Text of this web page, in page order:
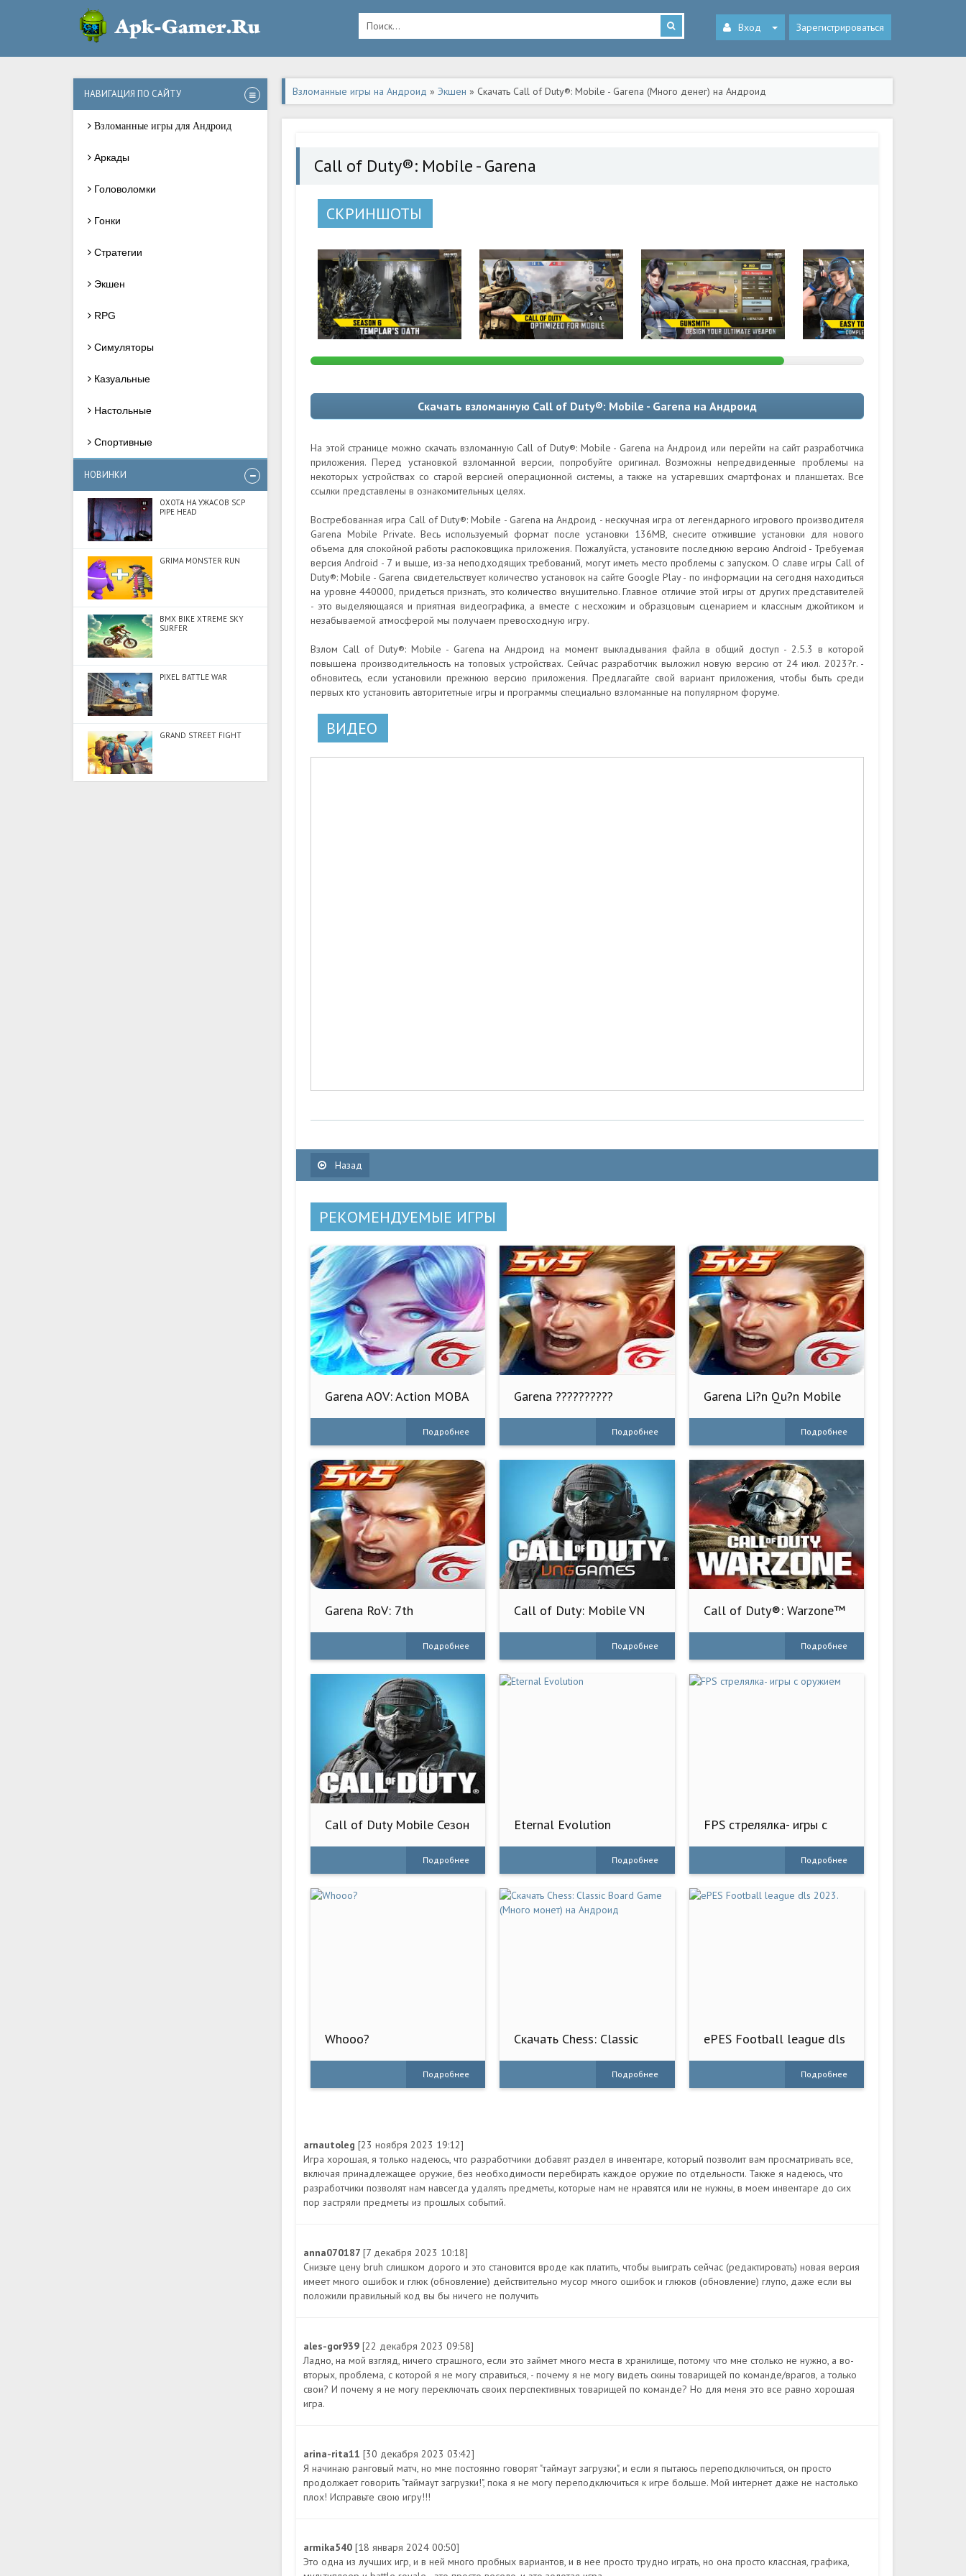
Вход Зарегистрироваться
НАВИГАЦИЯ ПО САЙТУ
Взломанные игры для Андроид
Аркады
Головоломки
Гонки
Стратегии
Экшен
RPG
Симуляторы
Казуальные
Настольные
Спортивные
НОВИНКИ
ОХОТА НА УЖАСОВ SCP
PIPE HEAD
GRIMA MONSTER RUN
BMX BIKE XTREME SKY
SURFER
PIXEL BATTLE WAR
GRAND STREET FIGHT
Взломанные игры на Андроид » Экшен » Скачать Call of Duty®: Mobile - Garena (Много денег) на Андроид
Call of Duty®: Mobile - Garena
СКРИНШОТЫ
Скачать взломанную Call of Duty®: Mobile - Garena на Андроид
На этой странице можно скачать взломанную Call of Duty®: Mobile - Garena на Андроид или перейти на сайт разработчика
приложения. Перед установкой взломанной версии, попробуйте оригинал. Возможны непредвиденные проблемы на
некоторых устройствах со старой версией операционной системы, а также на устаревших смартфонах и планшетах. Все
ссылки представлены в ознакомительных целях.
Востребованная игра Call of Duty®: Mobile - Garena на Андроид - нескучная игра от легендарного игрового производителя
Garena Mobile Private. Весь используемый формат после установки 136MB, снесите отжившие установки для нового
объема для спокойной работы распоковщика приложения. Пожалуйста, установите последнюю версию Android - Требуемая
версия Android - 7 и выше, из-за неподходящих требований, могут иметь место проблемы с запуском. О славе игры Call of
Duty®: Mobile - Garena свидетельствует количество установок на сайте Google Play - по информации на сегодня находиться
на уровне 440000, придеться признать, это количество внушительно. Главное отличие этой игры от других представителей
- это выделяющаяся и приятная видеографика, а вместе с несхожим и образцовым сценарием и классным джойтиком и
незабываемой атмосферой мы получаем превосходную игру.
Взлом Call of Duty®: Mobile - Garena на Андроид на момент выкладывания файла в общий доступ - 2.5.3 в которой
повышена производительность на топовых устройствах. Сейчас разработчик выложил новую версию от 24 июл. 2023?г. -
обновитесь, если установили прежнюю версию приложения. Предлагайте свой вариант приложения, чтобы быть среди
первых кто установить авторитетные игры и программы специально взломанные на популярном форуме.
ВИДЕО
Назад
РЕКОМЕНДУЕМЫЕ ИГРЫ
Garena AOV: Action MOBA
Подробнее
Garena ??????????
Подробнее
Garena Li?n Qu?n Mobile
Подробнее
Garena RoV: 7th
Подробнее
Call of Duty: Mobile VN
Подробнее
Call of Duty®: Warzone™
Подробнее
Call of Duty Mobile Сезон
Подробнее
Eternal Evolution
Подробнее
FPS стрелялка- игры с
Подробнее
Whooo?
Подробнее
Скачать Chess: Classic
монет) на АндроидПодробнее
ePES Football league dls
Подробнее
arnautoleg [23 ноября 2023 19:12]
Игра хорошая, я только надеюсь, что разработчики добавят раздел в инвентаре, который позволит вам просматривать все,
включая принадлежащее оружие, без необходимости перебирать каждое оружие по отдельности. Также я надеюсь, что
разработчики позволят нам навсегда удалять предметы, которые нам не нравятся или не нужны, в моем инвентаре до сих
пор застряли предметы из прошлых событий.
anna070187 [7 декабря 2023 10:18]
Снизьте цену bruh слишком дорого и это становится вроде как платить, чтобы выиграть сейчас (редактировать) новая версия
имеет много ошибок и глюк (обновление) действительно мусор много ошибок и глюков (обновление) глупо, даже если вы
положили правильный код вы бы ничего не получить
ales-gor939 [22 декабря 2023 09:58]
Ладно, на мой взгляд, ничего страшного, если это займет много места в хранилище, потому что мне столько не нужно, а во-
вторых, проблема, с которой я не могу справиться, - почему я не могу видеть скины товарищей по команде/врагов, а только
свои? И почему я не могу переключать своих перспективных товарищей по команде? Но для меня это все равно хорошая
игра.
arina-rita11 [30 декабря 2023 03:42]
Я начинаю ранговый матч, но мне постоянно говорят "таймаут загрузки", и если я пытаюсь переподключиться, он просто
продолжает говорить "таймаут загрузки!", пока я не могу переподключиться к игре больше. Мой интернет даже не настолько
плох! Исправьте свою игру!!!
armika540 [18 января 2024 00:50]
Это одна из лучших игр, и в ней много пробных вариантов, и в нее просто трудно играть, но она просто классная, графика,